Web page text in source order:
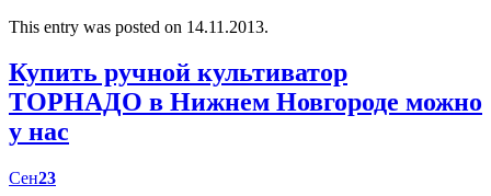
This entry was posted on 14.11.2013.
Купить ручной культиватор
ТОРНАДО в Нижнем Новгороде можно
у нас
Сен23